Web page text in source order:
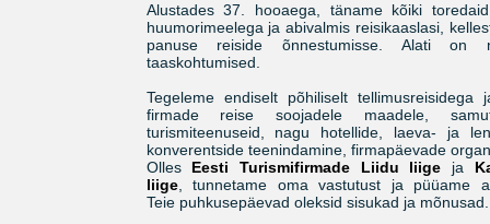
Alustades 37. hooaega, täname kõiki
huumorimeelega ja abivalmis reisikaaslasi,
panuse reiside õnnestumisse. Alati on
taaskohtumised.
Tegeleme endiselt põhiliselt tellimusreisidega
firmade reise soojadele maadele,
turismiteenuseid, nagu hotellide, laeva- ja
konverentside teenindamine, firmapäevade
Olles Eesti Turismifirmade Liidu liige ja
liige, tunnetame oma vastutust ja püüame
Teie puhkusepäevad oleksid sisukad ja mõnusad.